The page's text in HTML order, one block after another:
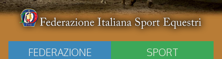
FEDERAZIONE
SPORT